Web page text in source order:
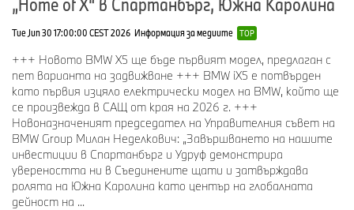
000 автомобила, над 8 700 служители
2001Начало на разширяването на завода:
бояджийски и каросериен цех
2005За първи път годишно производство над 300
000 автомобила
2007Начало на разширяването на пресовия цех
2010Преустройство на монтаж-финиш
2013Въвеждане в експлоатация на нова пресова
инсталация
Tue Jun 30 17:00:00 CEST 2026 Информация за медиите TOP
+++ Новото BMW X5 ще бъде първият модел, предлаган с
пет варианта на задвижване +++ BMW iX5 е потвърден
като първия изцяло електрически модел на BMW, който ще
се произвежда в САЩ от края на 2026 г. +++
Новоназначеният председател на Управителния съвет на
BMW Group Милан Неделкович: „Завършването на нашите
инвестиции в Спартанбърг и Удруф демонстрира
увереността ни в Съединените щати и затвърждава
ролята на Южна Каролина като център на глобалната
дейност на ...